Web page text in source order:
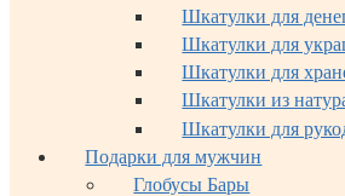
Шкатулки для
Шкатулки для
Шкатулки для
Шкатулки из
Шкатулки для
Подарки для мужчин
Глобусы Бары